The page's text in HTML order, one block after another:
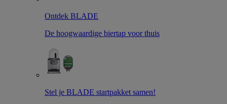
Ontdek BLADE
De hoogwaardige biertap voor thuis
Stel je BLADE startpakket samen!